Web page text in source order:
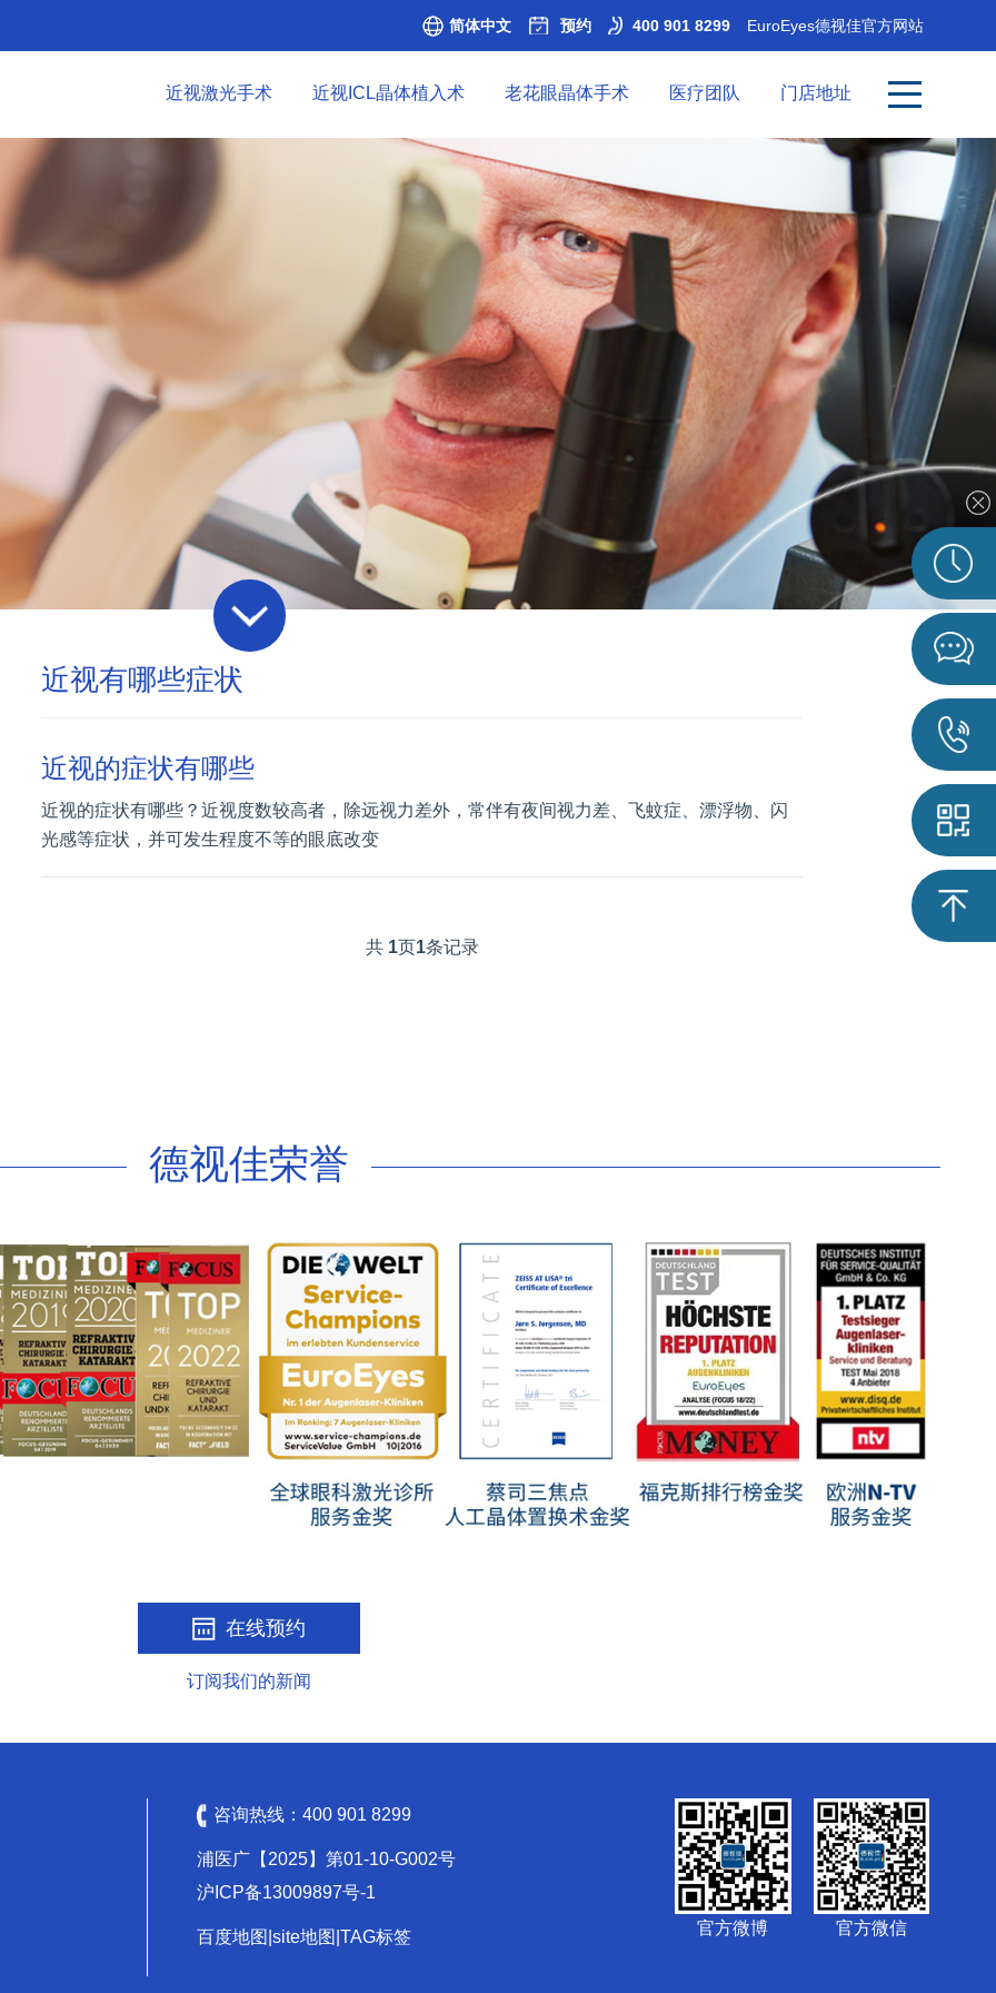
预约 400 901 8299 EuroEyes德视佳官方网站
简体中文
近视激光手术 近视ICL晶体植入术 老花眼晶体手术 医疗团队 门店地址
近视有哪些症状
近视的症状有哪些
近视的症状有哪些？近视度数较高者，除远视力差外，常伴有夜间视力差、飞蚊症、漂浮物、闪
光感等症状，并可发生程度不等的眼底改变
共 1页1条记录
德视佳荣誉
在线预约
订阅我们的新闻
官方微博 官方微信
咨询热线： 400 901 8299
浦医广【2025】第01-10-G002号
沪ICP备13009897号-1
百度地图 site地图 TAG标签